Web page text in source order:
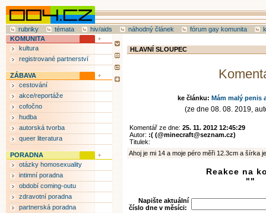
rubriky témata hiv/aids náhodný článek fórum gay komunita
HLAVNÍ SLOUPEC
ke článku: Mám malý penis
(ze dne 08. 08. 2019,
Komentář ze dne: 25. 11. 2012 12:45:29
Autor: :( (@minecraft@seznam.cz)
Titulek:
Ahoj je mi 14 a moje péro měři 12.3cm a šírka
Reakce na
""
Napište aktuální
číslo dne v měsíci:
KOMUNITA
kultura
registrované partnerství
ZÁBAVA
cestování
akce/reportáže
cofočno
hudba
autorská tvorba
queer literatura
PORADNA
otázky homosexuality
intimní poradna
období coming-outu
zdravotní poradna
partnerská poradna